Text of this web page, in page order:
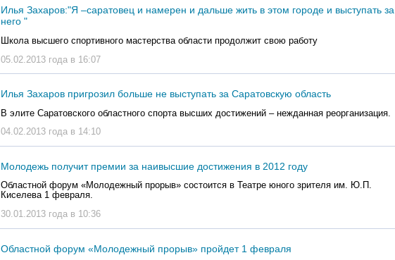
Илья Захаров:"Я –саратовец и намерен и дальше жить в этом городе и выступать за
него "
Школа высшего спортивного мастерства области продолжит свою работу
05.02.2013 года в 16:07
Илья Захаров пригрозил больше не выступать за Саратовскую область
В элите Саратовского областного спорта высших достижений – нежданная реорганизация.
04.02.2013 года в 14:10
Молодежь получит премии за наивысшие достижения в 2012 году
Областной форум «Молодежный прорыв» состоится в Театре юного зрителя им. Ю.П.
Киселева 1 февраля.
30.01.2013 года в 10:36
Областной форум «Молодежный прорыв» пройдет 1 февраля